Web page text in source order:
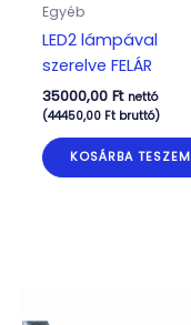
Egyéb
LED2 lámpával
szerelve FELÁR
35000,00 Ft nettó
(44450,00 Ftbruttó)
KOSÁRBA TESZEM